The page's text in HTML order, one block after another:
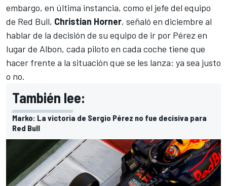
embargo, en última instancia, como el jefe del equipo
de Red Bull, Christian Horner, señaló en diciembre al
hablar de la decisión de su equipo de ir por Pérez en
lugar de Albon, cada piloto en cada coche tiene que
hacer frente a la situación que se les lanza: ya sea justo
o no.
También lee:
Marko: La victoria de Sergio Pérez no fue decisiva para
Red Bull